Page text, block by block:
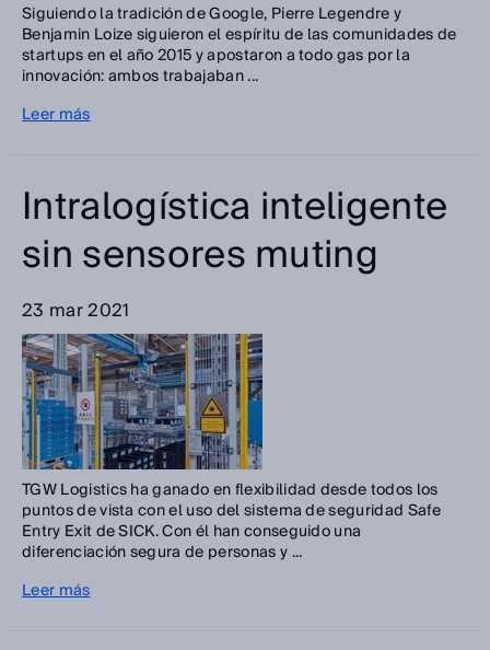
Siguiendo la tradición de Google, Pierre Legendre y
Benjamin Loize siguieron el espíritu de las comunidades de
startups en el año 2015 y apostaron a todo gas por la
innovación: ambos trabajaban ...
Leer más
Intralogística inteligente
sin sensores muting
23 mar 2021
TGW Logistics ha ganado en flexibilidad desde todos los
puntos de vista con el uso del sistema de seguridad Safe
Entry Exit de SICK. Con él han conseguido una
diferenciación segura de personas y ...
Leer más